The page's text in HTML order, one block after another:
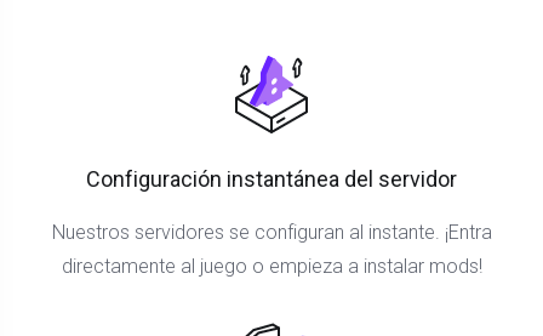
Configuración instantánea del servidor
Nuestros servidores se configuran al instante. ¡Entra
directamente al juego o empieza a instalar mods!